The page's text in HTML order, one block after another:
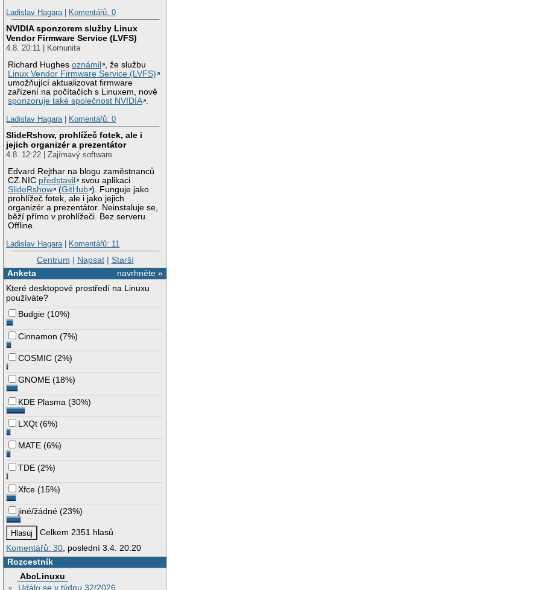
Ladislav Hagara| Komentářů: 0
NVIDIA sponzorem služby Linux
Vendor Firmware Service (LVFS)
4.8. 20:11 | Komunita
Richard Hughesoznámil
, že službu
Linux Vendor Firmware Service (LVFS)
umožňující aktualizovat firmware
zařízení na počítačích s Linuxem, nově
sponzoruje také společnost NVIDIA .
Ladislav Hagara| Komentářů: 0
SlideRshow, prohlížeč fotek, ale i
jejich organizér a prezentátor
4.8. 12:22 | Zajímavý software
Edvard Rejthar na blogu zaměstnanců
CZ.NIC představil
svou aplikaci
SlideRshow
(GitHub ). Funguje jako
prohlížeč fotek, ale i jako jejich
organizér a prezentátor. Neinstaluje se,
běží přímo v prohlížeči. Bez serveru.
Offline.
Ladislav Hagara| Komentářů: 11
Centrum | Napsat| Starší
navrhněte »
Anketa
Které desktopové prostředí na Linuxu
používáte?
Budgie (10%)
Cinnamon (7%)
COSMIC (2%)
GNOME (18%)
KDE Plasma (30%)
LXQt (6%)
MATE (6%)
TDE (2%)
Xfce (15%)
jiné/žádné (23%)
Celkem 2351 hlasů
Komentářů: 30 , poslední 3.4. 20:20
Rozcestník
AbcLinuxu
Událo se v týdnu 32/2026